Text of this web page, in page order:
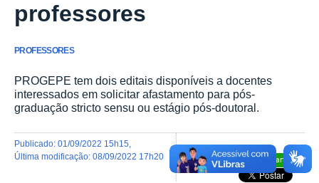
professores
PROFESSORES
PROGEPE tem dois editais disponíveis a docentes
interessados em solicitar afastamento para pós-
graduação stricto sensu ou estágio pós-doutoral.
Compartilhar
publicado: 01/09/2022 15h15
última modificação: 08/09/2022 17h20